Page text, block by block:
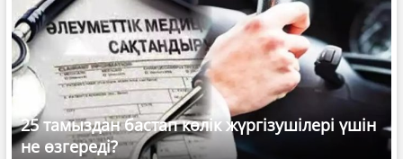
25 тамыздан бастап көлік жүргізушілері үшін
не өзгереді?